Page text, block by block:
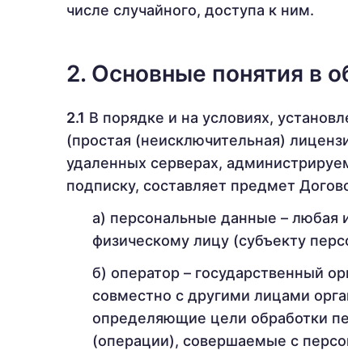
числе случайного, доступа к ним.
2. Основные понятия в
2.1 В порядке и на условиях,
(простая (неисключительная)
удаленных серверах,
подписку, составляет предмет
персональные данные – любая
физическому лицу (субъекту
оператор – государственный
совместно с другими лицами
определяющие цели обработки
(операции), совершаемые с